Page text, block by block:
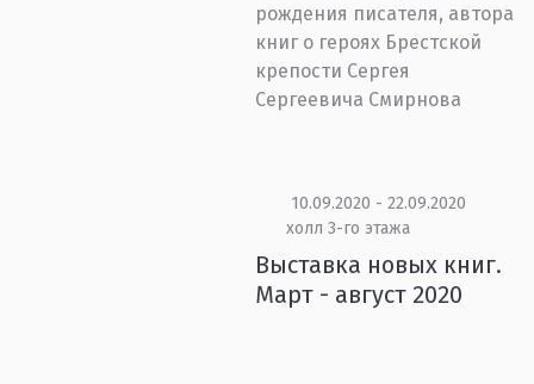
рождения писателя, автора
книг о героях Брестской
крепости Сергея
Сергеевича Смирнова
10.09.2020 - 22.09.2020
холл 3-го этажа
Выставка новых книг.
Март - август 2020